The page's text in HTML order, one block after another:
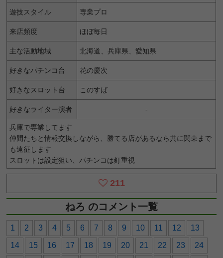
遊技スタイル 専業プロ
来店頻度 ほぼ毎日
主な活動地域 北海道、兵庫県、愛知県
好きなパチンコ台 花の慶次
好きなスロット台 このすば
好きなライター演者 -
兵庫で専業してます
仲間たちと情報交換しながら、勝てる店があるなら共に関東まで
も遠征します
スロットは設定狙い、パチンコは釘重視
211
ねろ のコメント一覧
1 2 3 4 5 6 7 8 9 10 11 12 13
14 15 16 17 18 19 20 21 22 23 24